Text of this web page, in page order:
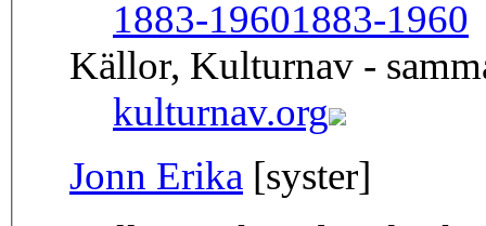
1883-19601883-1960
Källor, Kulturnav -
kulturnav.org
Jonn Erika [syster]